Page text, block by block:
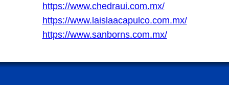
https://www.chedraui.com.mx/
https://www.laislaacapulco.com.mx/
https://www.sanborns.com.mx/